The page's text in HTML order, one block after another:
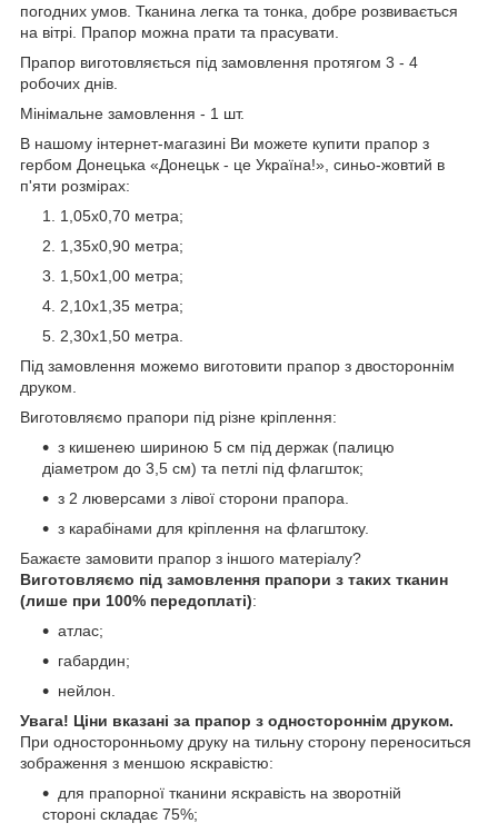
погодних умов. Тканина легка та тонка, добре розвивається
на вітрі. Прапор можна прати та прасувати.
Прапор виготовляється під замовлення протягом 3 - 4
робочих днів.
Мінімальне замовлення - 1 шт.
В нашому інтернет-магазині Ви можете купити прапор з
гербом Донецька «Донецьк - це Україна!», синьо-жовтий в
п'яти розмірах:
1,05х0,70 метра;
1,35х0,90 метра;
1,50х1,00 метра;
2,10х1,35 метра;
2,30х1,50 метра.
Під замовлення можемо виготовити прапор з двостороннім
друком.
Виготовляємо прапори під різне кріплення:
з кишенею шириною 5 см під держак (палицю
діаметром до 3,5 см) та петлі під флагшток;
з 2 люверсами з лівої сторони прапора.
з карабінами для кріплення на флагштоку.
Бажаєте замовити прапор з іншого матеріалу?
Виготовляємо під замовлення прапори з таких тканин
(лише при 100% передоплаті):
атлас;
габардин;
нейлон.
Увага! Ціни вказані за прапор з одностороннім друком.
При односторонньому друку на тильну сторону переноситься
зображення з меншою яскравістю:
для прапорної тканини яскравість на зворотній
стороні складає 75%;